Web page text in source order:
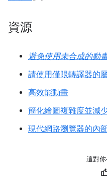
資源
避免使用未合成的動
請使用僅限轉譯器的
高效能動畫
簡化繪圖複雜度並減
現代網路瀏覽器的內
這對